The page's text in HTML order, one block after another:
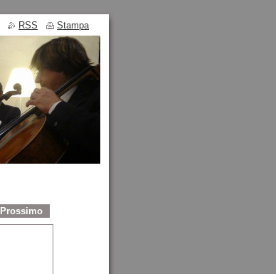
Prossimo
RSS Stampa